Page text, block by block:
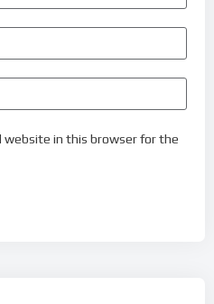
website in this browser for the